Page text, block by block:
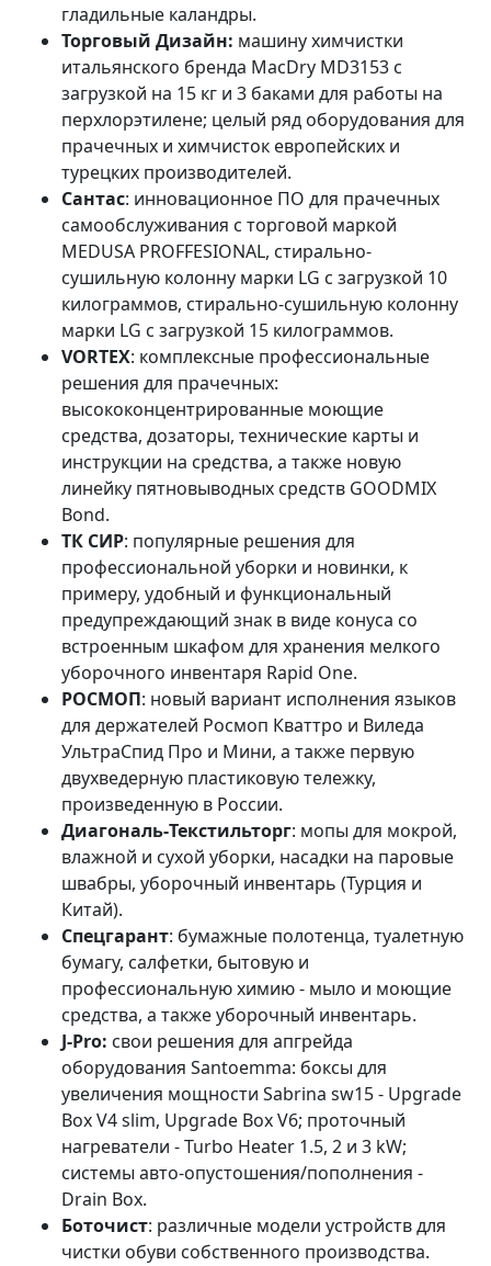
гладильные каландры.
Торговый Дизайн: машину химчистки
итальянского бренда MacDry MD3153 с
загрузкой на 15 кг и 3 баками для работы на
перхлорэтилене; целый ряд оборудования для
прачечных и химчисток европейских и
турецких производителей.
Сантас: инновационное ПО для прачечных
самообслуживания с торговой маркой
MEDUSA PROFFESIONAL, стирально-
сушильную колонну марки LG с загрузкой 10
килограммов, стирально-сушильную колонну
марки LG с загрузкой 15 килограммов.
VORTEX: комплексные профессиональные
решения для прачечных:
высококонцентрированные моющие
средства, дозаторы, технические карты и
инструкции на средства, а также новую
линейку пятновыводных средств GOODMIX
Bond.
ТК СИР: популярные решения для
профессиональной уборки и новинки, к
примеру, удобный и функциональный
предупреждающий знак в виде конуса со
встроенным шкафом для хранения мелкого
уборочного инвентаря Rapid One.
РОСМОП: новый вариант исполнения языков
для держателей Росмоп Кваттро и Виледа
УльтраСпид Про и Мини, а также первую
двухведерную пластиковую тележку,
произведенную в России.
Диагональ‑Текстильторг: мопы для мокрой,
влажной и сухой уборки, насадки на паровые
швабры, уборочный инвентарь (Турция и
Китай).
Спецгарант: бумажные полотенца, туалетную
бумагу, салфетки, бытовую и
профессиональную химию - мыло и моющие
средства, а также уборочный инвентарь.
J-Pro: свои решения для апгрейда
оборудования Santoemma: боксы для
увеличения мощности Sabrina sw15 - Upgrade
Box V4 slim, Upgrade Box V6; проточный
нагреватели - Turbo Heater 1.5, 2 и 3 kW;
системы авто-опустошения/пополнения -
Drain Box.
Боточист: различные модели устройств для
чистки обуви собственного производства.